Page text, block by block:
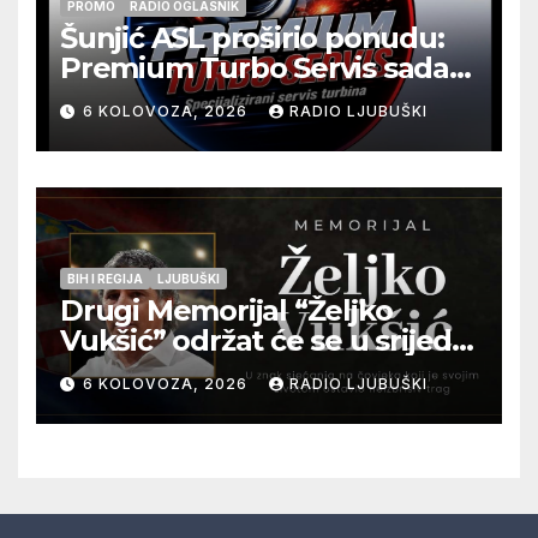
PROMO RADIO OGLASNIK
Šunjić ASL proširio ponudu:
Premium Turbo Servis sada
na jednoj adresi u Ljubuškom
6 KOLOVOZA, 2026 RADIO LJUBUŠKI
BIH I REGIJA LJUBUŠKI
Drugi Memorijal “Željko
Vukšić” održat će se u srijedu
12. kolovoza u Otoku
6 KOLOVOZA, 2026 RADIO LJUBUŠKI